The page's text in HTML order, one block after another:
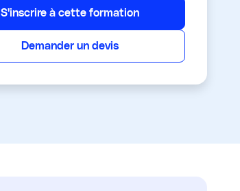
S'inscrire à cette formation
Demander un devis